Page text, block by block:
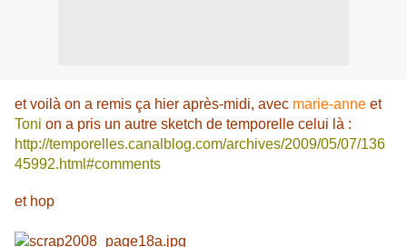
et voilà on a remis ça hier après-midi, avec marie-anne et
Toni on a pris un autre sketch de temporelle celui là :
http://temporelles.canalblog.com/archives/2009/05/07/136
45992.html#comments
et hop